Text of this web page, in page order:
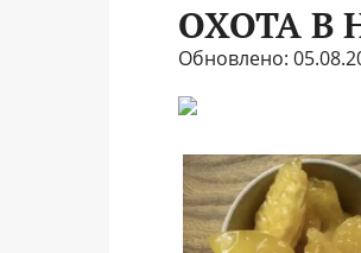
ОХОТА В
Обновлено: